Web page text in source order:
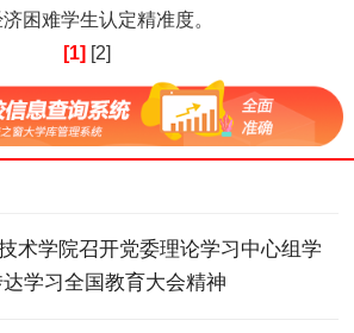
困难学生认定精准度。
[1] [2]
术学院召开党委理论学习中心组学
学习全国教育大会精神